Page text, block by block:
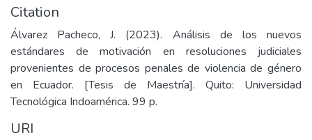
Citation
Álvarez Pacheco, J. (2023). Análisis de los nuevos
estándares de motivación en resoluciones judiciales
provenientes de procesos penales de violencia de género
en Ecuador. [Tesis de Maestría]. Quito: Universidad
Tecnológica Indoamérica. 99 p.
URI